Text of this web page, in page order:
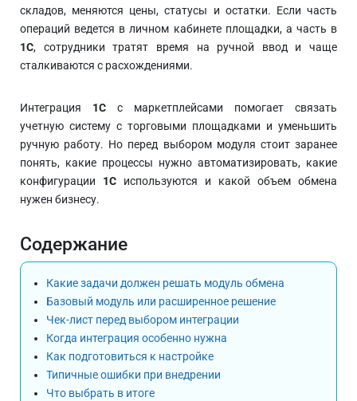
складов, меняются цены, статусы и остатки. Если часть
операций ведется в личном кабинете площадки, а часть в
1С, сотрудники тратят время на ручной ввод и чаще
сталкиваются с расхождениями.
Интеграция 1С с маркетплейсами помогает связать
учетную систему с торговыми площадками и уменьшить
ручную работу. Но перед выбором модуля стоит заранее
понять, какие процессы нужно автоматизировать, какие
конфигурации 1С используются и какой объем обмена
нужен бизнесу.
Содержание
Какие задачи должен решать модуль обмена
Базовый модуль или расширенное решение
Чек-лист перед выбором интеграции
Когда интеграция особенно нужна
Как подготовиться к настройке
Типичные ошибки при внедрении
Что выбрать в итоге